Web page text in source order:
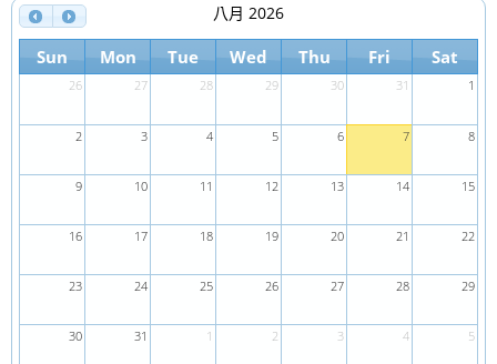
八月 2026
Sun Mon Tue Wed Thu Fri Sat
26 27 28 29 30 31 1
2 3 4 5 6 7 8
9 10 11 12 13 14 15
16 17 18 19 20 21 22
23 24 25 26 27 28 29
30 31 1 2 3 4 5